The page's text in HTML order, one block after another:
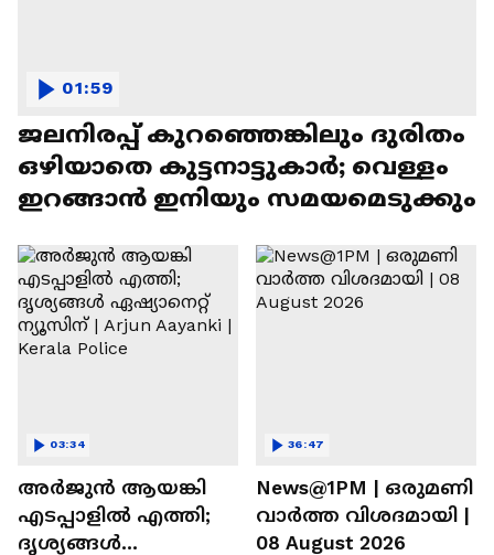
ജലനിരപ്പ് കുറഞ്ഞെങ്കിലും ദുരിതം
ഒഴിയാതെ കുട്ടനാട്ടുകാര്‍; വെള്ളം
ഇറങ്ങാൻ ഇനിയും സമയമെടുക്കും
01:59
അർജുൻ ആയങ്കി
എടപ്പാളിൽ എത്തി;
ദൃശ്യങ്ങൾ
03:34
News@1PM | ഒരുമണി
വാർത്ത വിശദമായി |
08 August 2026
36:47